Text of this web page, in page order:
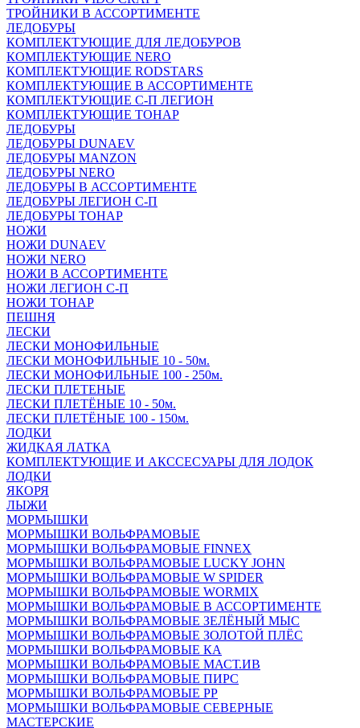
ТРОЙНИКИ В АССОРТИМЕНТЕ
ЛЕДОБУРЫ
КОМПЛЕКТУЮЩИЕ ДЛЯ ЛЕДОБУРОВ
КОМПЛЕКТУЮЩИЕ NERO
КОМПЛЕКТУЮЩИЕ RODSTARS
КОМПЛЕКТУЮЩИЕ В АССОРТИМЕНТЕ
КОМПЛЕКТУЮЩИЕ С-П ЛЕГИОН
КОМПЛЕКТУЮЩИЕ ТОНАР
ЛЕДОБУРЫ
ЛЕДОБУРЫ DUNAEV
ЛЕДОБУРЫ MANZON
ЛЕДОБУРЫ NERO
ЛЕДОБУРЫ В АССОРТИМЕНТЕ
ЛЕДОБУРЫ ЛЕГИОН С-П
ЛЕДОБУРЫ ТОНАР
НОЖИ
НОЖИ DUNAEV
НОЖИ NERO
НОЖИ В АССОРТИМЕНТЕ
НОЖИ ЛЕГИОН С-П
НОЖИ ТОНАР
ПЕШНЯ
ЛЕСКИ
ЛЕСКИ МОНОФИЛЬНЫЕ
ЛЕСКИ МОНОФИЛЬНЫЕ 10 - 50м.
ЛЕСКИ МОНОФИЛЬНЫЕ 100 - 250м.
ЛЕСКИ ПЛЕТЕНЫЕ
ЛЕСКИ ПЛЕТЁНЫЕ 10 - 50м.
ЛЕСКИ ПЛЕТЁНЫЕ 100 - 150м.
ЛОДКИ
ЖИДКАЯ ЛАТКА
КОМПЛЕКТУЮЩИЕ И АКССЕСУАРЫ ДЛЯ ЛОДОК
ЛОДКИ
ЯКОРЯ
ЛЫЖИ
МОРМЫШКИ
МОРМЫШКИ ВОЛЬФРАМОВЫЕ
МОРМЫШКИ ВОЛЬФРАМОВЫЕ FINNEX
МОРМЫШКИ ВОЛЬФРАМОВЫЕ LUCKY JOHN
МОРМЫШКИ ВОЛЬФРАМОВЫЕ W SPIDER
МОРМЫШКИ ВОЛЬФРАМОВЫЕ WORMIX
МОРМЫШКИ ВОЛЬФРАМОВЫЕ В АССОРТИМЕНТЕ
МОРМЫШКИ ВОЛЬФРАМОВЫЕ ЗЕЛЁНЫЙ МЫС
МОРМЫШКИ ВОЛЬФРАМОВЫЕ ЗОЛОТОЙ ПЛЁС
МОРМЫШКИ ВОЛЬФРАМОВЫЕ КА
МОРМЫШКИ ВОЛЬФРАМОВЫЕ МАСТ.ИВ
МОРМЫШКИ ВОЛЬФРАМОВЫЕ ПИРС
МОРМЫШКИ ВОЛЬФРАМОВЫЕ РР
МОРМЫШКИ ВОЛЬФРАМОВЫЕ СЕВЕРНЫЕ
МАСТЕРСКИЕ